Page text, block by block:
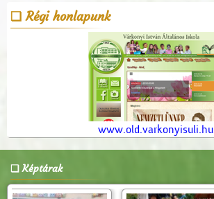
Régi honlapunk
www.old.varkonyisuli.hu
Képtárak